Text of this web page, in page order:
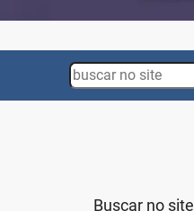
Search
Buscar no site